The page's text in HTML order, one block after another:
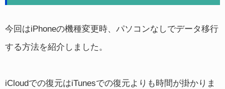
今回はiPhoneの機種変更時、パソコンなしでデータ移行
する方法を紹介しました。
iCloudでの復元はiTunesでの復元よりも時間が掛かりま